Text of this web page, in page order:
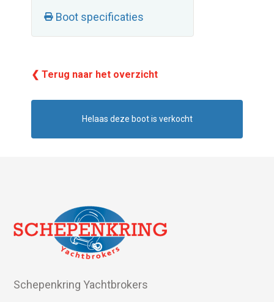
Boot specificaties
❮ Terug naar het overzicht
Helaas deze boot is verkocht
Schepenkring Yachtbrokers